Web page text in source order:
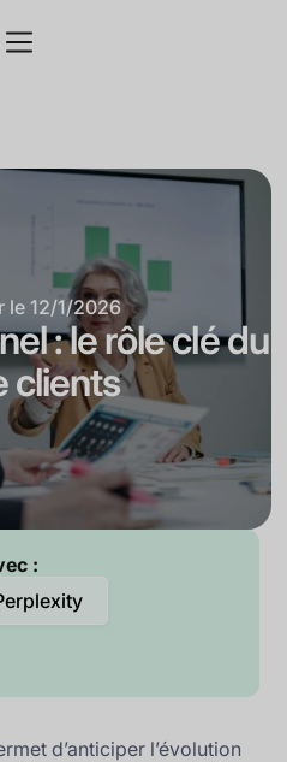
le 12/1/2026
: le rôle clé du
clients
:
d’anticiper l’évolution